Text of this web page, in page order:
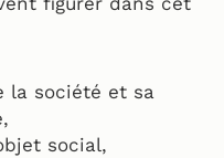
la société et sa
social,